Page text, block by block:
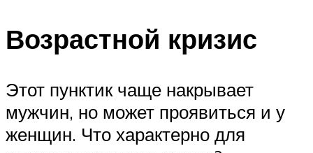
Возрастной кризис
Этот пунктик чаще накрывает
мужчин, но может проявиться и у
женщин. Что характерно для